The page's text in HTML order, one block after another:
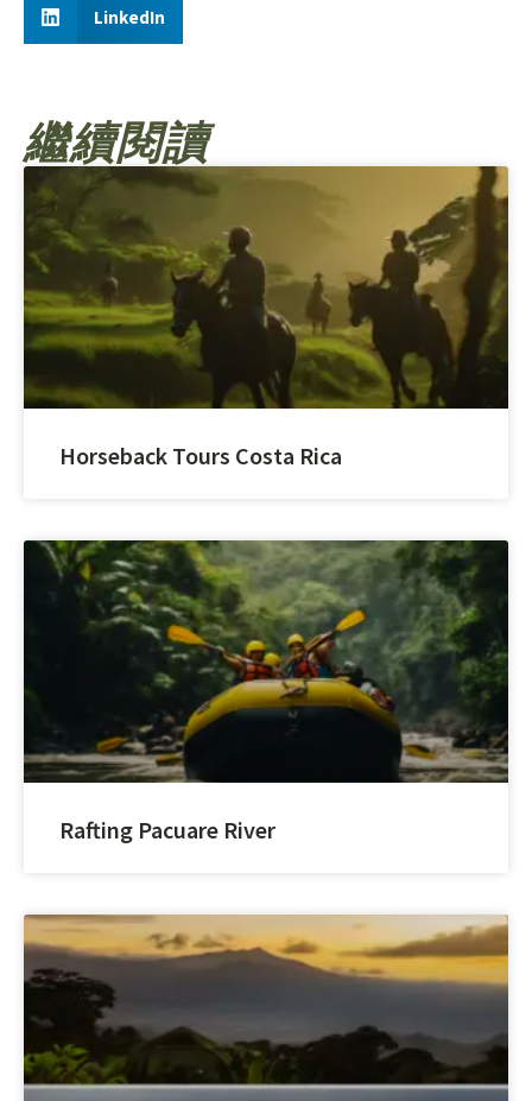
LinkedIn
繼續閱讀
Horseback Tours Costa Rica
Rafting Pacuare River